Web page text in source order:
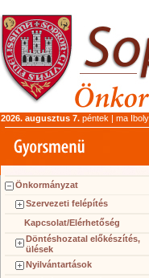
2026. augusztus 7. péntek | ma
Önkormányzat
Szervezeti felépítés
Kapcsolat/Elérhetőség
Döntéshozatal előkészítés,
ülések
Nyilvántartások